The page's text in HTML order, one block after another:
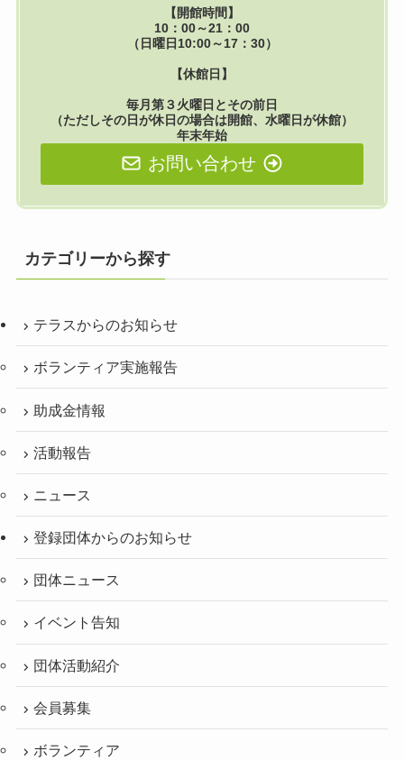
【開館時間】
10：00～21：00
（日曜日10:00～17：30）
【休館日】
毎月第３火曜日とその前日
（ただしその日が休日の場合は開館、水曜日が休館）
年末年始
お問い合わせ
カテゴリーから探す
テラスからのお知らせ
ボランティア実施報告
助成金情報
活動報告
ニュース
登録団体からのお知らせ
団体ニュース
イベント告知
団体活動紹介
会員募集
ボランティア